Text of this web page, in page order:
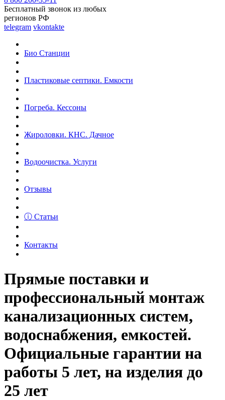
Бесплатный звонок из любых
регионов РФ
telegram vkontakte
Био Станции
Пластиковые септики. Емкости
Погреба. Кессоны
Жироловки. КНС. Дачное
Водоочистка. Услуги
Отзывы
ⓘ Статьи
Контакты
Прямые поставки и
профессиональный монтаж
канализационных систем,
водоснабжения, емкостей.
Официальные гарантии на
работы 5 лет, на изделия до
25 лет